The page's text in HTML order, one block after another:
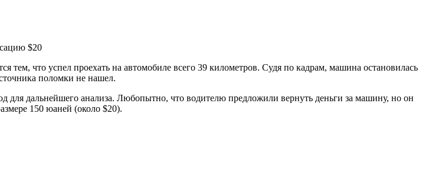
что успел проехать на автомобиле всего 39 километров. Судя по кадрам, машина остановилась
поломки не нашел.
дальнейшего анализа. Любопытно, что водителю предложили вернуть деньги за машину, но он
150 юаней (около $20).